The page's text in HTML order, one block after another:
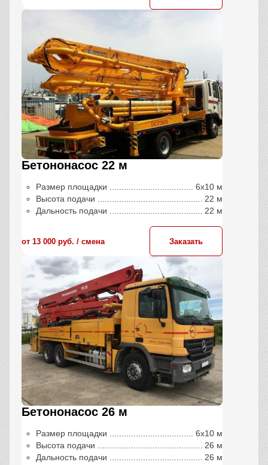
Бетононасос 22 м
Размер площадки
6х10 м
Высота подачи
22 м
Дальность подачи
22 м
от 13 000 руб. / сменa Заказать
Бетононасос 26 м
Размер площадки
6х10 м
Высота подачи
26 м
Дальность подачи
26 м